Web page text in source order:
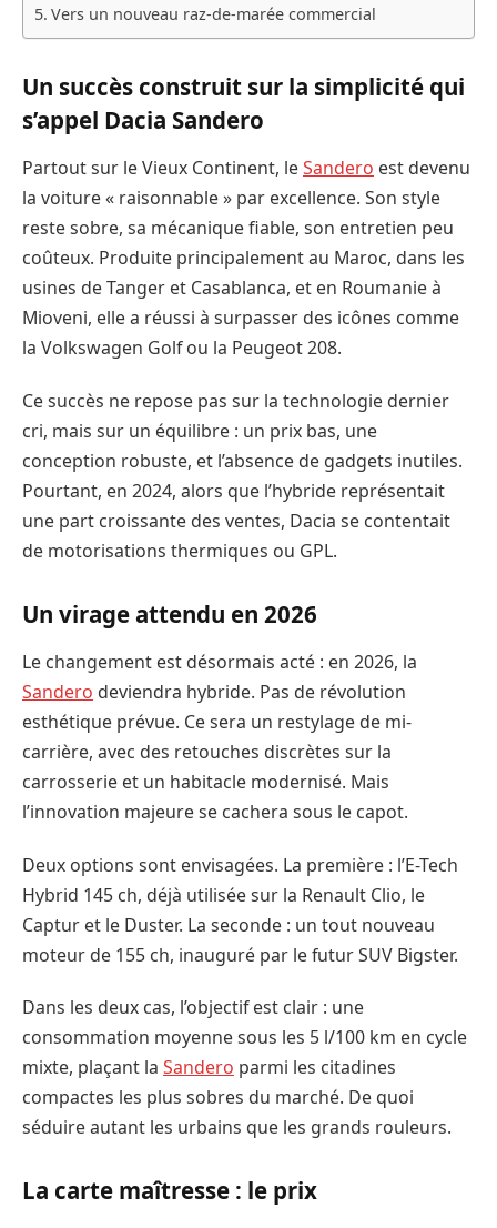
Vers un nouveau raz-de-marée commercial
Un succès construit sur la simplicité qui
s’appel Dacia Sandero
Partout sur le Vieux Continent, leSandero est devenu
la voiture « raisonnable » par excellence. Son style
reste sobre, sa mécanique fiable, son entretien peu
coûteux. Produite principalement au Maroc, dans les
usines de Tanger et Casablanca, et en Roumanie à
Mioveni, elle a réussi à surpasser des icônes comme
la Volkswagen Golf ou la Peugeot 208.
Ce succès ne repose pas sur la technologie dernier
cri, mais sur un équilibre : un prix bas, une
conception robuste, et l’absence de gadgets inutiles.
Pourtant, en 2024, alors que l’hybride représentait
une part croissante des ventes, Dacia se contentait
de motorisations thermiques ou GPL.
Un virage attendu en 2026
Le changement est désormais acté : en 2026, la
Sandero deviendra hybride. Pas de révolution
esthétique prévue. Ce sera un restylage de mi-
carrière, avec des retouches discrètes sur la
carrosserie et un habitacle modernisé. Mais
l’innovation majeure se cachera sous le capot.
Deux options sont envisagées. La première : l’E-Tech
Hybrid 145 ch, déjà utilisée sur la Renault Clio, le
Captur et le Duster. La seconde : un tout nouveau
moteur de 155 ch, inauguré par le futur SUV Bigster.
Dans les deux cas, l’objectif est clair : une
consommation moyenne sous les 5 l/100 km en cycle
mixte, plaçant la Sandero parmi les citadines
compactes les plus sobres du marché. De quoi
séduire autant les urbains que les grands rouleurs.
La carte maîtresse : le prix